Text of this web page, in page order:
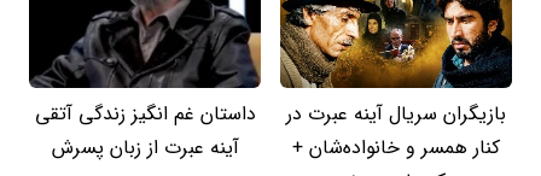
بازیگران سریال آینه عبرت در
کنار همسر و خانواده‌شان +
داستان غم انگیز زندگی آتقی
آینه عبرت از زبان پسرش